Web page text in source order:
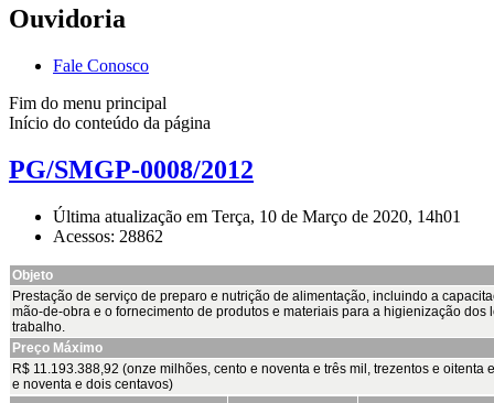
Ouvidoria
Fale Conosco
Fim do menu principal
Início do conteúdo da página
PG/SMGP-0008/2012
Última atualização em Terça, 10 de Março de 2020, 14h01
Acessos: 28862
Objeto
Prestação de serviço de preparo e nutrição de alimentação, incluindo a
mão-de-obra e o fornecimento de produtos e materiais para a higienização dos
trabalho.
Preço Máximo
R$ 11.193.388,92 (onze milhões, cento e noventa e três mil, trezentos e oitenta
e noventa e dois centavos)